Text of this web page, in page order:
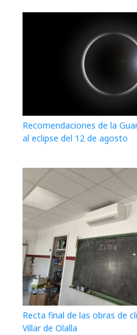
Recomendaciones de la
al eclipse del 12 de agosto
Recta final de las obras de
Villar de Olalla